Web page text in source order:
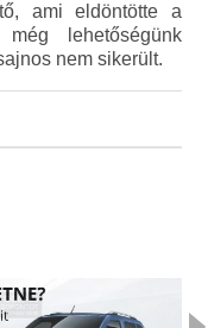
ami eldöntötte a
lehetőségünk
nem sikerült.